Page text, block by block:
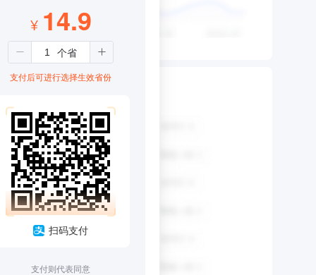
¥ 14.9
支付后可进行选择生效省份
扫码支付
支付则代表同意